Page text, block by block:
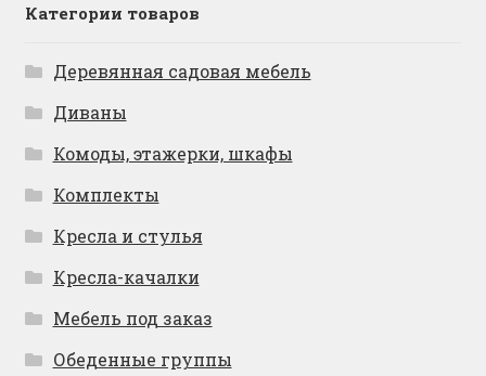
Категории товаров
Деревянная садовая мебель
Диваны
Комоды, этажерки, шкафы
Комплекты
Кресла и стулья
Кресла-качалки
Мебель под заказ
Обеденные группы